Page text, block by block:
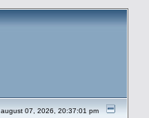
august 07, 2026, 20:37:01 pm